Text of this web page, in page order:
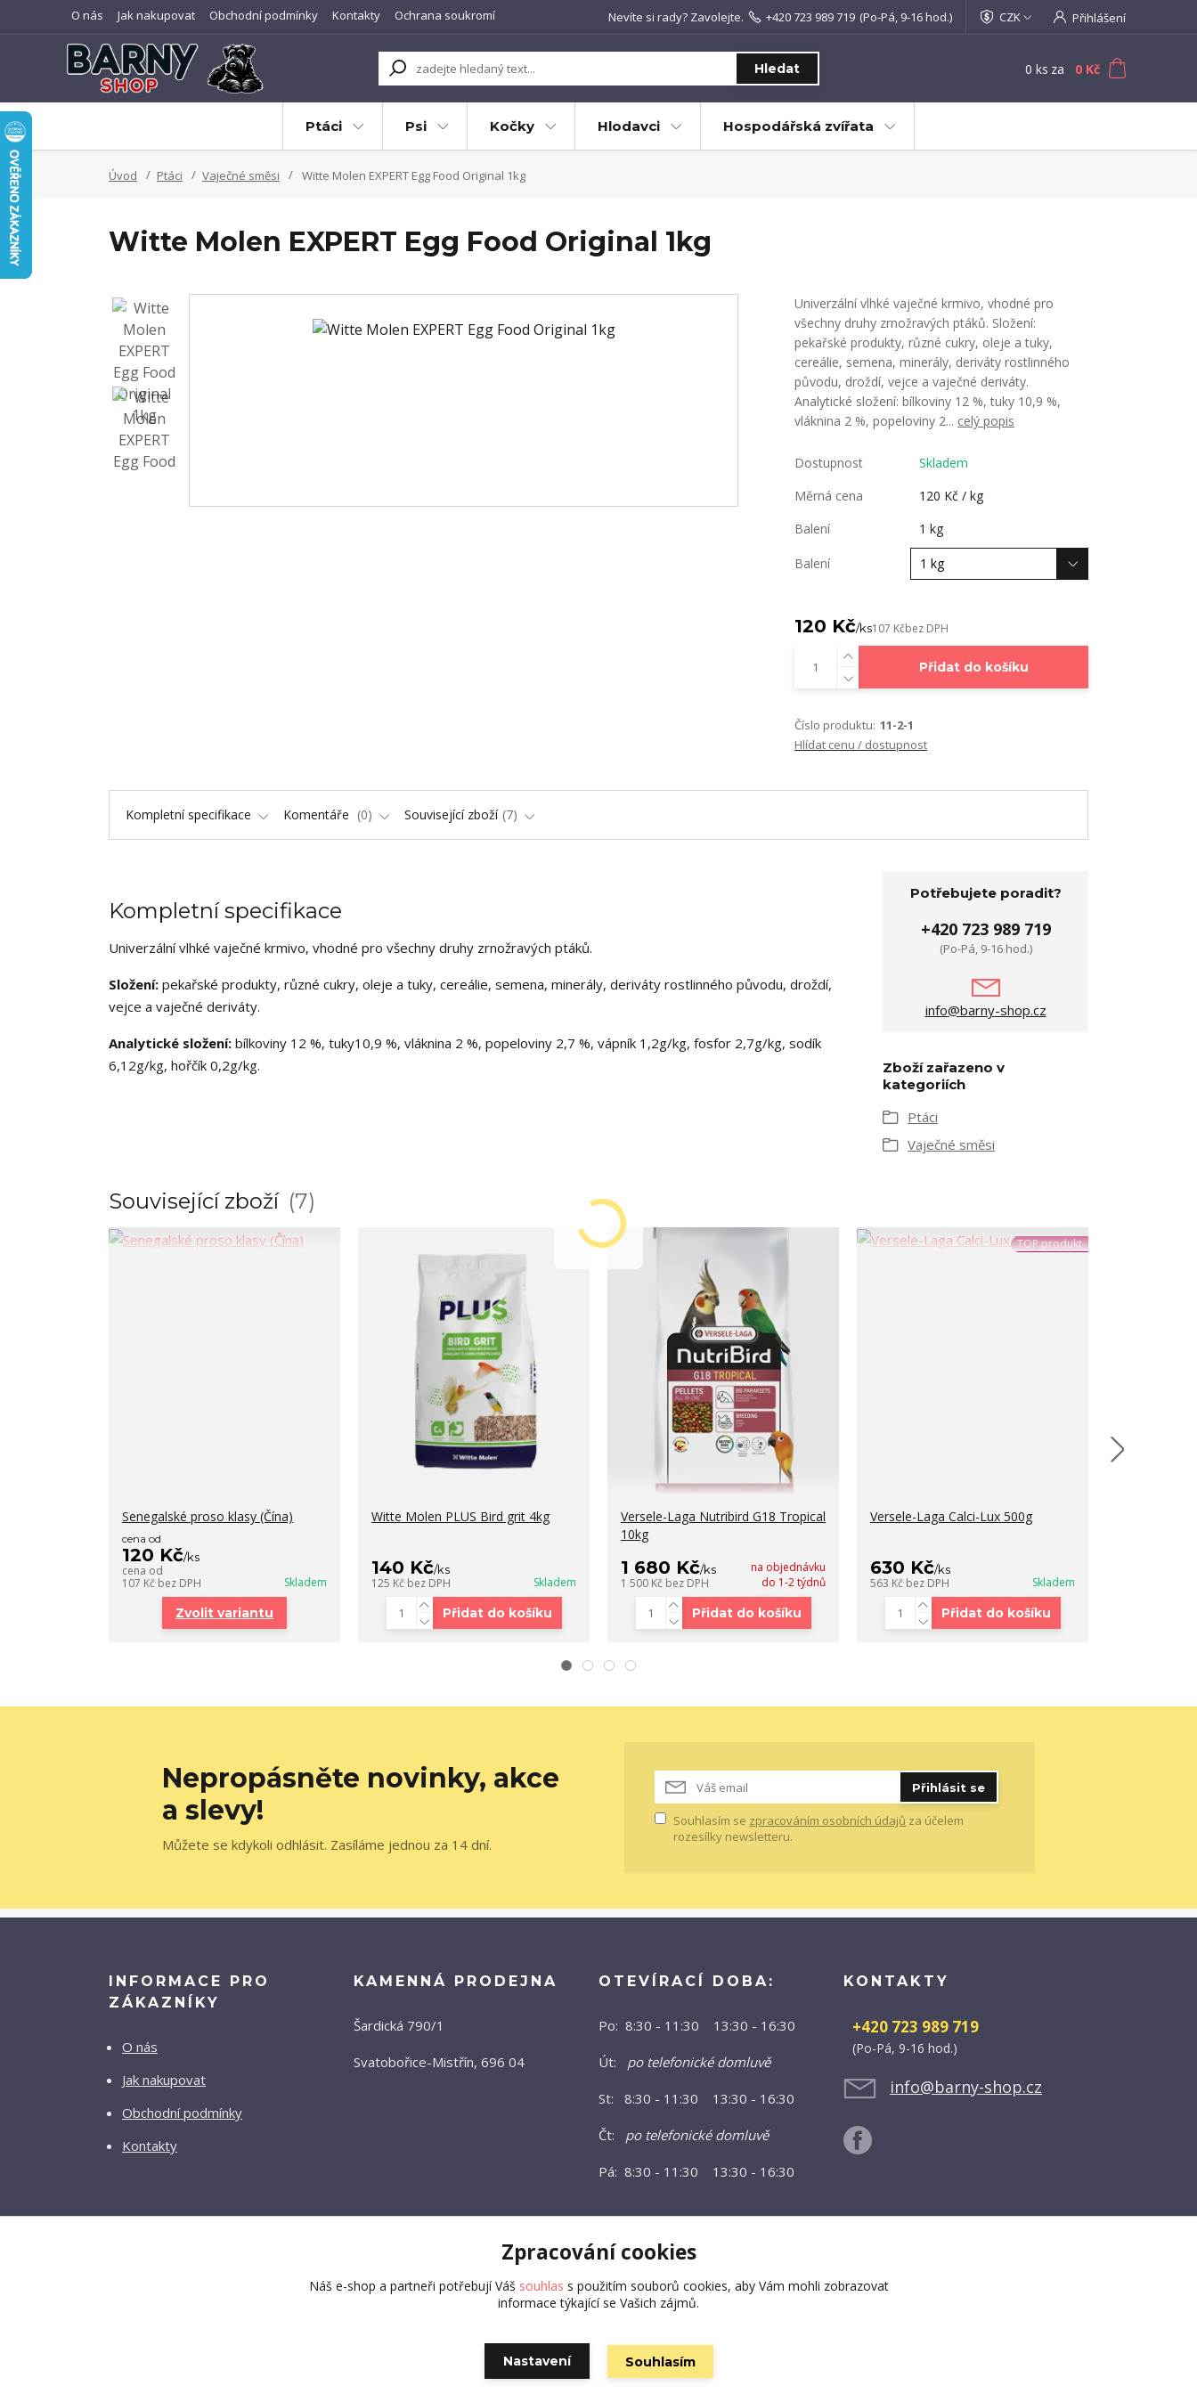
O nás Jak nakupovat Obchodní podmínky Kontakty Ochrana soukromí CZK Přihlášení
Hledat
Nevíte si rady? Zavolejte. +420 723 989 719 (Po-Pá, 9-16 hod.)
0 ks za 0 Kč
Ptáci Psi Kočky Hlodavci Hospodářská zvířata
Úvod Ptáci Vaječné směsi Witte Molen EXPERT Egg Food Original 1kg
Witte Molen EXPERT Egg Food Original 1kg
Univerzální vlhké vaječné krmivo, vhodné pro
všechny druhy zrnožravých ptáků. Složení:
pekařské produkty, různé cukry, oleje a tuky,
cereálie, semena, minerály, deriváty rostlinného
původu, droždí, vejce a vaječné deriváty.
Analytické složení: bílkoviny 12 %, tuky 10,9 %,
vláknina 2 %, popeloviny 2... celý popis
Dostupnost
Skladem
Měrná cena
120 Kč / kg
Balení
1 kg
Balení
120 Kč/ks107 Kčbez DPH
Přidat do košíku
Číslo produktu: 11-2-1
Hlídat cenu / dostupnost
Kompletní specifikace Komentáře 0 Související zboží 7
Kompletní specifikace
Univerzální vlhké vaječné krmivo, vhodné pro všechny druhy zrnožravých ptáků.
Složení: pekařské produkty, různé cukry, oleje a tuky, cereálie, semena, minerály, deriváty rostlinného původu, droždí,
vejce a vaječné deriváty.
Analytické složení: bílkoviny 12 %, tuky10,9 %, vláknina 2 %, popeloviny 2,7 %, vápník 1,2g/kg, fosfor 2,7g/kg, sodík
6,12g/kg, hořčík 0,2g/kg.
Potřebujete poradit?
+420 723 989 719
(Po-Pá, 9-16 hod.)
info@barny-shop.cz
Zboží zařazeno v
kategoriích
Ptáci
Vaječné směsi
Související zboží 7
Senegalské proso klasy (Čína)
cena od
120 Kč/ks
cena od
107 Kč bez DPH Skladem
Zvolit variantu
Witte Molen PLUS Bird grit 4kg
140 Kč/ks
125 Kč bez DPH Skladem
Přidat do košíku
Versele-Laga Nutribird G18 Tropical
10kg
1 680 Kč/ks
1 500 Kč bez DPH
na objednávku
do 1-2 týdnů
Přidat do košíku
TOP produkt
Versele-Laga Calci-Lux 500g
630 Kč/ks
563 Kč bez DPH Skladem
Přidat do košíku
Nepropásněte novinky, akce
a slevy!
Můžete se kdykoli odhlásit. Zasíláme jednou za 14 dní.
Přihlásit se
Souhlasím se zpracováním osobních údajů za účelem
rozesílky newsletteru.
INFORMACE PRO
ZÁKAZNÍKY
O nás
Jak nakupovat
Obchodní podmínky
Kontakty
KAMENNÁ PRODEJNA
Šardická 790/1
Svatobořice-Mistřín, 696 04
OTEVÍRACÍ DOBA:
Po: 8:30 - 11:30 13:30 - 16:30
Út: po telefonické domluvě
St: 8:30 - 11:30 13:30 - 16:30
Čt: po telefonické domluvě
Pá: 8:30 - 11:30 13:30 - 16:30
KONTAKTY
+420 723 989 719
(Po-Pá, 9-16 hod.)
info@barny-shop.cz
Vytvořeno na Eshop-rychle.cz
Zpracování cookies
Náš e-shop a partneři potřebují Váš souhlas s použitím souborů cookies, aby Vám mohli zobrazovat
informace týkající se Vašich zájmů.
Nastavení Souhlasím